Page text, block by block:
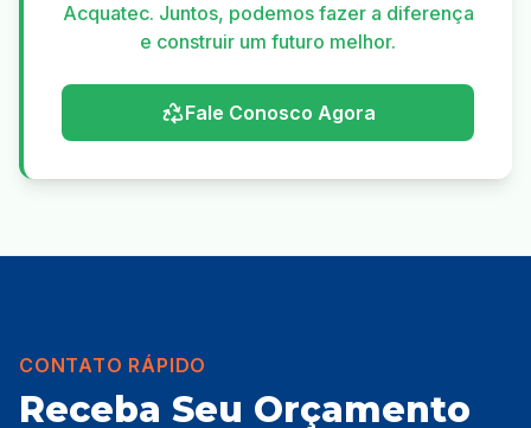
Acquatec. Juntos, podemos fazer a diferença
e construir um futuro melhor.
Fale Conosco Agora
CONTATO RÁPIDO
Receba Seu Orçamento